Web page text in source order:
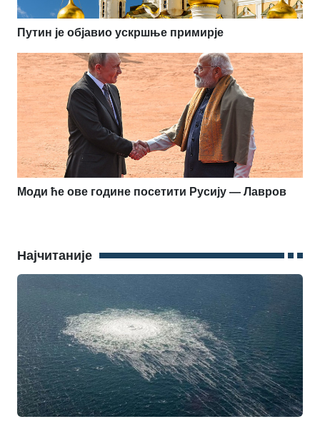
Путин је објавио ускршње примирје
Моди ће ове године посетити Русију — Лавров
Најчитаније